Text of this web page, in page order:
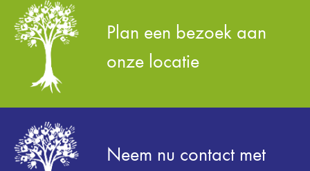
Plan een bezoek aan
onze locatie
Neem nu contact met